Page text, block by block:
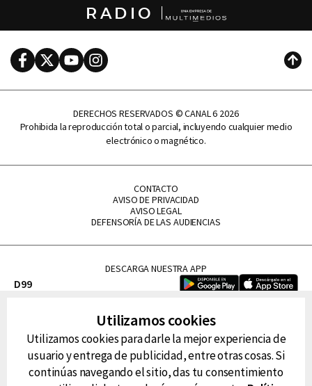
RADIO
FacebookTwitterYoutubeInstagram
DERECHOS RESERVADOS © CANAL 6 2026
Prohibida la reproducción total o parcial, incluyendo cualquier medio
electrónico o magnético.
CONTACTO
AVISO DE PRIVACIDAD
AVISO LEGAL
DEFENSORÍA DE LAS AUDIENCIAS
DESCARGA NUESTRA APP
D99
FM Tu
RG Deportiva
Classic FM
Utilizamos cookies
Utilizamos cookies para darle la mejor experiencia de
usuario y entrega de publicidad, entre otras cosas. Si
continúas navegando el sitio, das tu consentimiento